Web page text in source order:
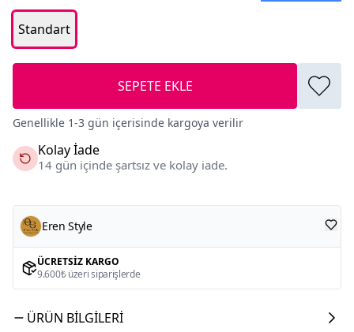
Standart
SEPETE EKLE
Genellikle 1-3 gün içerisinde kargoya verilir
Kolay İade
14 gün içinde şartsız ve kolay iade.
Eren Style
ÜCRETSIZ KARGO
9.600₺ üzeri siparişlerde
ÜRÜN BILGILERI